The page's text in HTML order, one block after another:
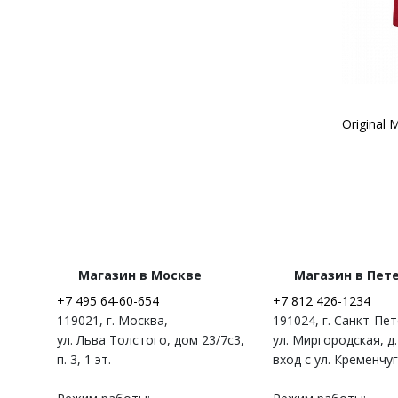
Магазин в Москве
+7 495 64-60-654
119021 , г. Москва,
ул. Льва Толстого, дом 23/7c3,
п. 3, 1 эт.
Магазин в
+7 812 426-1234
191024, г. Санкт-
ул. Миргородская,
вход с ул.